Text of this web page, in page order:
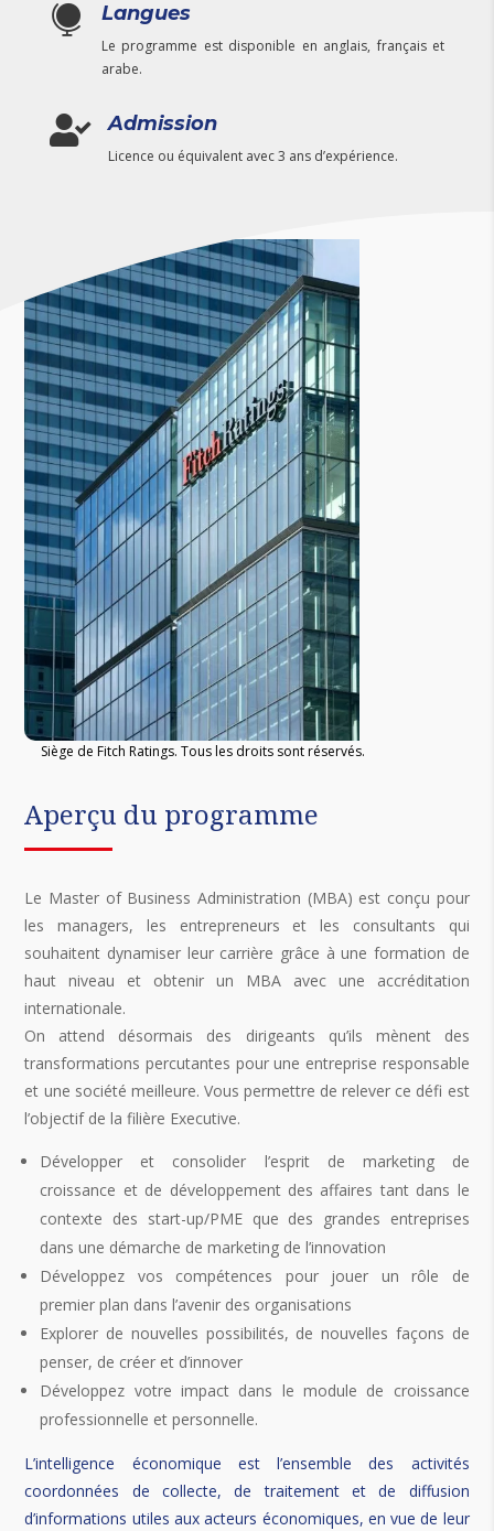
 Langues
Le programme est disponible en anglais, français et
arabe.
 Admission
Licence ou équivalent avec 3 ans d’expérience.
Siège de Fitch Ratings. Tous les droits sont réservés.
Aperçu du programme
Le Master of Business Administration (MBA) est conçu pour
les managers, les entrepreneurs et les consultants qui
souhaitent dynamiser leur carrière grâce à une formation de
haut niveau et obtenir un MBA avec une accréditation
internationale.
On attend désormais des dirigeants qu’ils mènent des
transformations percutantes pour une entreprise responsable
et une société meilleure. Vous permettre de relever ce défi est
l’objectif de la filière Executive.
Développer et consolider l’esprit de marketing de
croissance et de développement des affaires tant dans le
contexte des start-up/PME que des grandes entreprises
dans une démarche de marketing de l’innovation
Développez vos compétences pour jouer un rôle de
premier plan dans l’avenir des organisations
Explorer de nouvelles possibilités, de nouvelles façons de
penser, de créer et d’innover
Développez votre impact dans le module de croissance
professionnelle et personnelle.
L’intelligence économique est l’ensemble des activités
coordonnées de collecte, de traitement et de diffusion
d’informations utiles aux acteurs économiques, en vue de leur